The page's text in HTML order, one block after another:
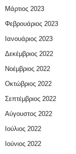
Μάρτιος 2023
Φεβρουάριος 2023
Ιανουάριος 2023
Δεκέμβριος 2022
Νοέμβριος 2022
Οκτώβριος 2022
Σεπτέμβριος 2022
Αύγουστος 2022
Ιούλιος 2022
Ιούνιος 2022